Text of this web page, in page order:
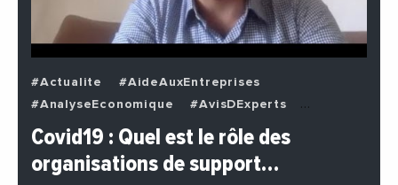
#Actualite
#AideAuxEntreprises
#AnalyseEconomique
#AvisDExperts
#BuzzNews
#Decideurs
#EchangesMediterraneens
#Economie
#EnDirectDe
#Entreprises
#Institutions
Covid19 : Quel est le rôle des
organisations de support…